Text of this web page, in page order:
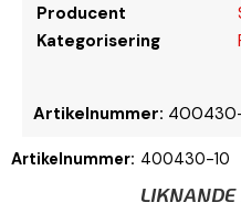
Producent
Kategorisering
Artikelnummer:
Artikelnummer: 400430-10
LIKNANDE